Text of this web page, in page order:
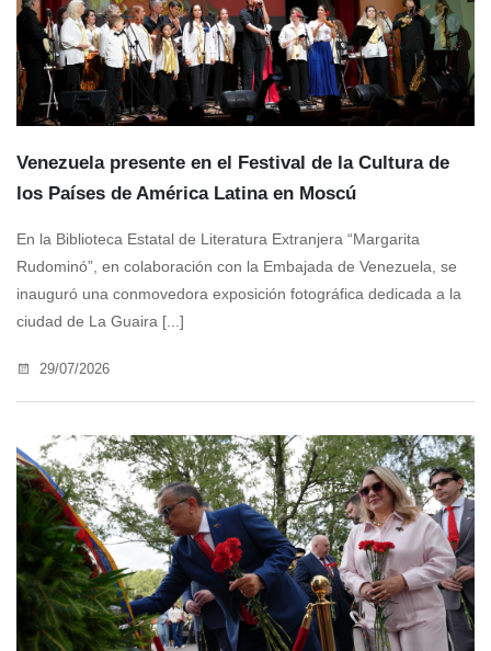
Venezuela presente en el Festival de la Cultura de
los Países de América Latina en Moscú
En la Biblioteca Estatal de Literatura Extranjera “Margarita
Rudominó”, en colaboración con la Embajada de Venezuela, se
inauguró una conmovedora exposición fotográfica dedicada a la
ciudad de La Guaira [...]
29/07/2026